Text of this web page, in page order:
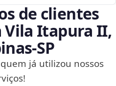
de clientes
Itapura II,
já utilizou nossos